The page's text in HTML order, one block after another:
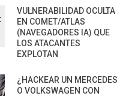
VULNERABILIDAD OCULTA
EN COMET/ATLAS
(NAVEGADORES IA) QUE
LOS ATACANTES
EXPLOTAN
¿HACKEAR UN MERCEDES
O VOLKSWAGEN CON